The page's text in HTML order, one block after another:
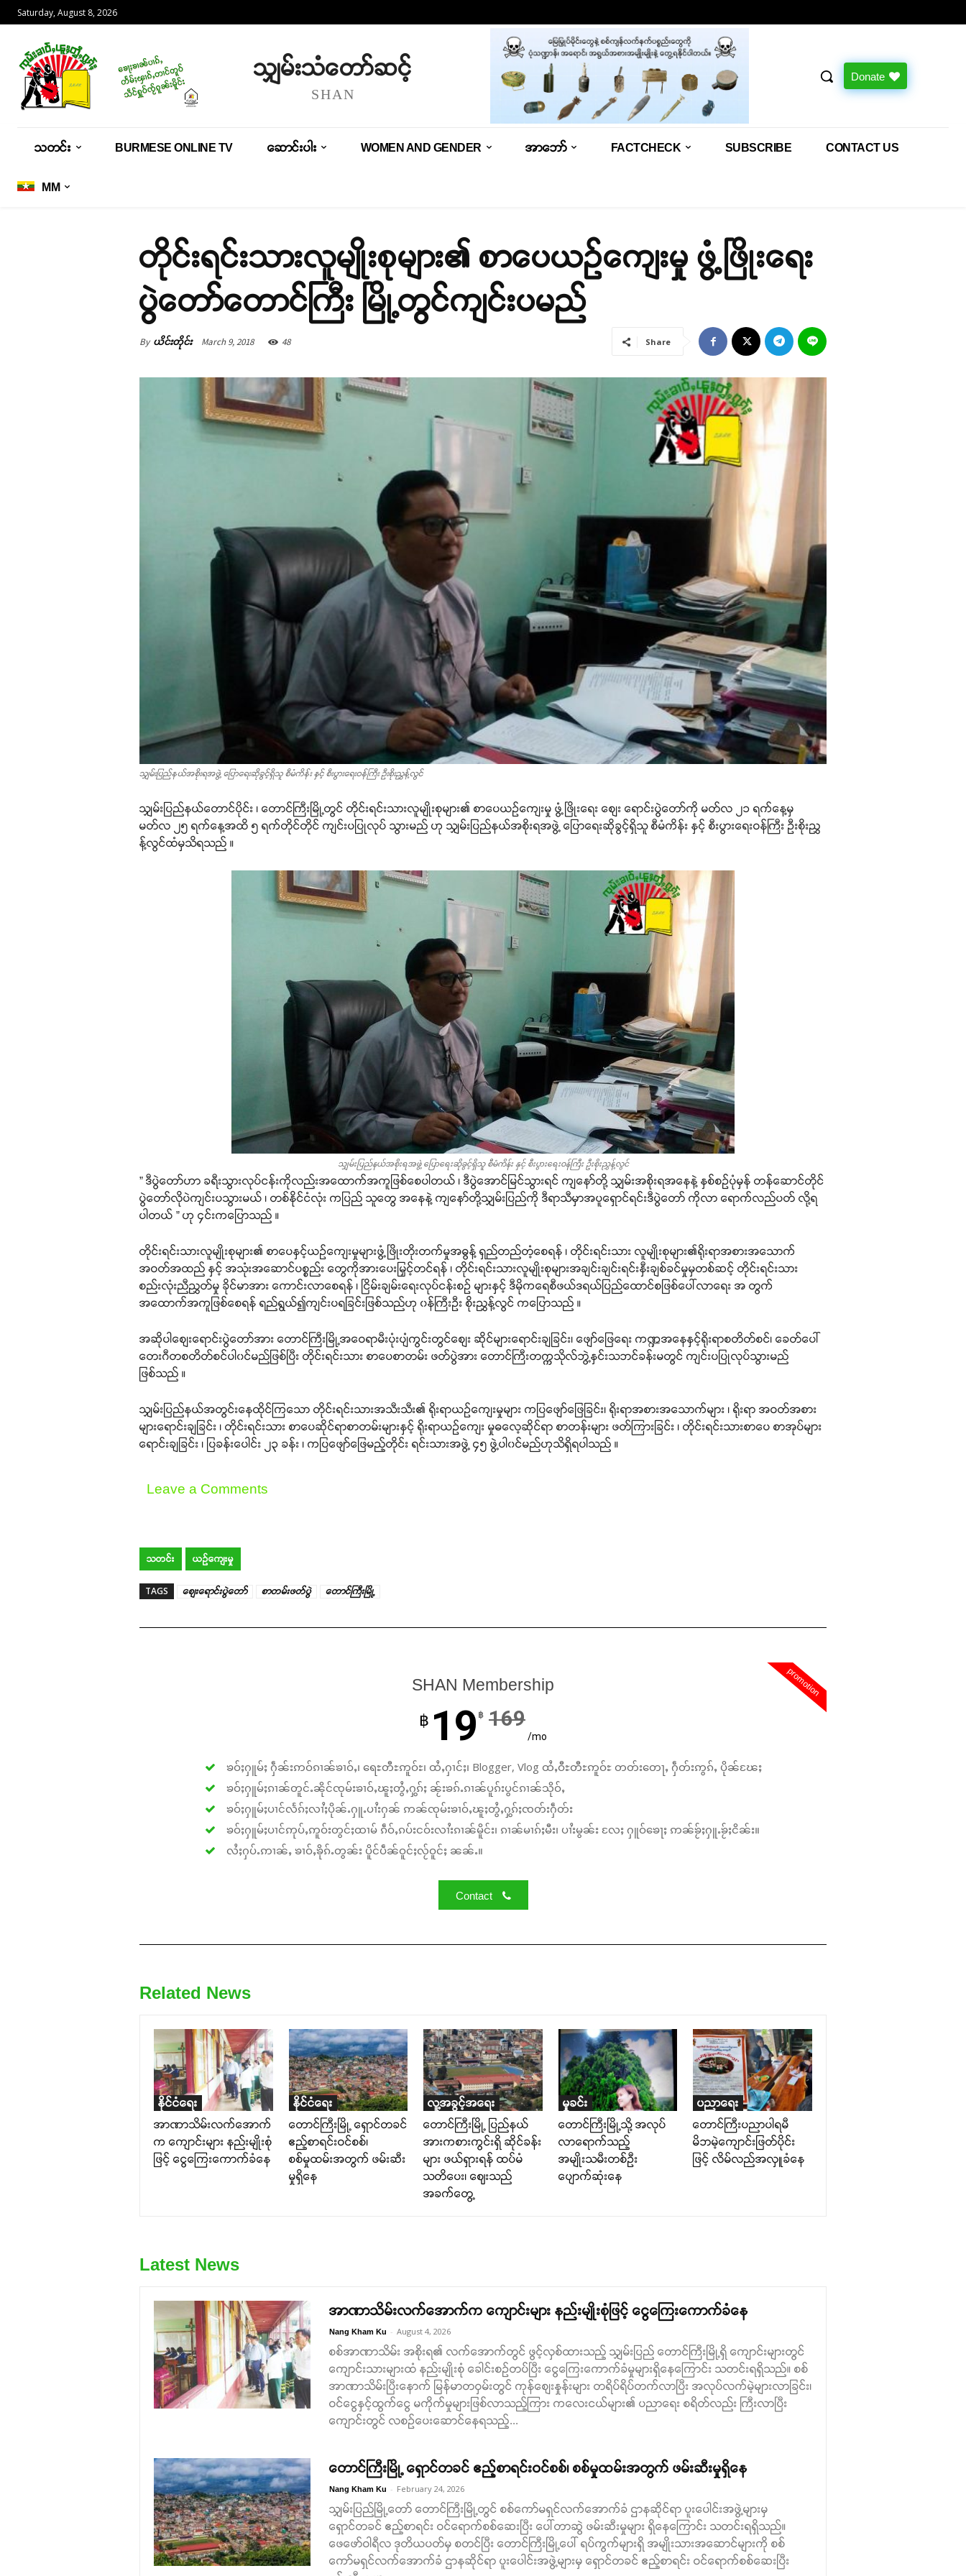
Saturday, August 8, 2026
သျှမ်းသံတော်ဆင့်
SHAN
Donate
သတင်း BURMESE ONLINE TV ဆောင်းပါး WOMEN AND GENDER အာဘော် FACTCHECK SUBSCRIBE CONTACT US
MM
တိုင်းရင်းသားလူမျိုးစုများ၏ စာပေယဉ်ကျေးမှု ဖွံ့ဖြိုးရေး
ပွဲတော်တောင်ကြီး မြို့တွင်ကျင်းပမည်
By ယိင်းတိုင်း March 9, 2018 48 Share
သျှမ်းပြည်နယ်အစိုးရအဖွဲ့ ပြောရေးဆိုခွင့်ရှိသူ စီမံကိန်း နှင့် စီးပွားရေးဝန်ကြီး ဦးစိုးညွှန့်လွင်
သျှမ်းပြည်နယ်တောင်ပိုင်း ၊ တောင်ကြီးမြို့တွင် တိုင်းရင်းသားလူမျိုးစုများ၏ စာပေယဉ်ကျေးမှု ဖွံ့ဖြိုးရေး စျေး ရောင်းပွဲတော်ကို မတ်လ ၂၁ ရက်နေ့မှ
မတ်လ ၂၅ ရက်နေ့အထိ ၅ ရက်တိုင်တိုင် ကျင်းပပြုလုပ် သွားမည် ဟု သျှမ်းပြည်နယ်အစိုးရအဖွဲ့ ပြောရေးဆိုခွင့်ရှိသူ စီမံကိန်း နှင့် စီးပွားရေးဝန်ကြီး ဦးစိုးညွှ
န့်လွင်ထံမှသိရသည် ။
သျှမ်းပြည်နယ်အစိုးရအဖွဲ့ ပြောရေးဆိုခွင့်ရှိသူ စီမံကိန်း နှင့် စီးပွားရေးဝန်ကြီး ဦးစိုးညွှန့်လွင်
” ဒီပွဲတော်ဟာ ခရီးသွားလုပ်ငန်းကိုလည်းအထောက်အကူဖြစ်စေပါတယ် ၊ ဒီပွဲအောင်မြင်သွားရင် ကျနော်တို့ သျှမ်းအစိုးရအနေနဲ့ နှစ်စဉ်ပုံမှန် တန်ဆောင်တိုင်
ပွဲတော်လိုပဲကျင်းပသွားမယ် ၊ တစ်နိုင်ငံလုံး ကပြည် သူတွေ အနေနဲ့ ကျနော်တို့သျှမ်းပြည်ကို ဒီရာသီမှာအပူရှောင်ရင်းဒီပွဲတော် ကိုလာ ရောက်လည်ပတ် လို့ရ
ပါတယ် ” ဟု ၄င်းကပြောသည် ။
တိုင်းရင်းသားလူမျိုးစုများ၏ စာပေနှင့်ယဉ်ကျေးမှုများဖွံ့ဖြိုးတိုးတက်မှုအဓွန့် ရှည်တည်တံ့စေရန် ၊ တိုင်းရင်းသား လူမျိုးစုများ၏ရိုးရာအစားအသောက်
အဝတ်အထည် နှင့် အသုံးအဆောင်ပစ္စည်း တွေကိုအားပေးမြှင့်တင်ရန် ၊ တိုင်းရင်းသားလူမျိုးစုများအချင်းချင်းရင်းနှီးချစ်ခင်မှုမှတစ်ဆင့် တိုင်းရင်းသား
စည်းလုံးညီညွှတ်မှု ခိုင်မာအား ကောင်းလာစေရန် ၊ ငြိမ်းချမ်းရေးလုပ်ငန်းစဉ် များနှင့် ဒီမိုကရေစီဖယ်ဒရယ်ပြည်ထောင်စဖြစ်ပေါ်လာရေး အ တွက်
အထောက်အကူဖြစ်စေရန် ရည်ရွယ်၍ကျင်းပရခြင်းဖြစ်သည်ဟု ၀န်ကြီးဦး စိုးညွှန့်လွင် ကပြောသည် ။
အဆိုပါစျေးရောင်းပွဲတော်အား တောင်ကြီးမြို့အဝေရာမီးပုံးပျံကွင်းတွင်စျေး ဆိုင်များရောင်းချခြင်း၊ ဖျော်ဖြေရေး ကဏ္ဍအနေနှင့်ရိုးရာစတိတ်စင်၊ ခေတ်ပေါ်
တေးဂီတစတိတ်စင်ပါ၀င်မည်ဖြစ်ပြီး တိုင်းရင်းသား စာပေစာတမ်း ဖတ်ပွဲအား တောင်ကြီးတက္ကသိုလ်ဘွဲ့နှင်းသဘင်ခန်းမတွင် ကျင်းပပြုလုပ်သွားမည်
ဖြစ်သည် ။
သျှမ်းပြည်နယ်အတွင်းနေထိုင်ကြသော တိုင်းရင်းသားအသီးသီး၏ ရိုးရာယဉ်ကျေးမှုများ ကပြဖျော်ဖြေခြင်း၊ ရိုးရာအစားအသောက်များ ၊ ရိုးရာ အဝတ်အစား
များရောင်းချခြင်း ၊ တိုင်းရင်းသား စာပေဆိုင်ရာစာတမ်းများနှင့် ရိုးရာယဉ်ကျေး မှုဓလေ့ဆိုင်ရာ စာတန်းများ ဖတ်ကြားခြင်း ၊ တိုင်းရင်းသားစာပေ စာအုပ်များ
ရောင်းချခြင်း ၊ ပြခန်းပေါင်း ၂၃ ခန်း ၊ ကပြဖျော်ဖြေမည့်တိုင်း ရင်းသားအဖွဲ့ ၄၅ ဖွဲ့ပါ၀င်မည်ဟုသိရှိရပါသည် ။
Leave a Comments
သတင်း ယဉ်ကျေးမှု
TAGS စျေးရောင်းပွဲတော် စာတမ်းဖတ်ပွဲ တောင်ကြီးမြို့
promotion
SHAN Membership
฿ 19 ฿ 169
/mo
ၶဝ်ႈႁူမ်ႈ ႁဵၼ်းဢဝ်ၵၢၼ်ၶၢဝ်ႇ၊ ရေႊတီႊဢူဝ်ႊ၊ ထႆႇႁၢင်ႈ၊ Blogger, Vlog ထႆႇဝီႊတီႊဢူဝ်ႊ တတ်းတေႃႇ ႁဵတ်းဢွၵ်ႇ ပိုၼ်ၽႄႈ
ၶဝ်ႈႁူမ်ႈၵၢၼ်တူင်ႉၼိုင်ၸုမ်းၶၢဝ်ႇၽူႈတွႆႇႁွၵ်ႈ ၼႂ်းၶၵ်ႉၵၢၼ်ပူၵ်းပွင်ၵၢၼ်သိုဝ်ႇ
ၶဝ်ႈႁူမ်ႈပၢင်လႅၵ်ႈလၢႆႈပိုၼ်ႉႁူႉပၢႆးႁၼ် ဢၼ်ၸုမ်းၶၢဝ်ႇၽူႈတွႆႇႁွၵ်ႈၸတ်းႁဵတ်း
ၶဝ်ႈႁူမ်ႈပၢင်ဢုပ်ႇဢူဝ်းတွင်ႈထၢမ် ၵဵဝ်ႇၵပ်းငဝ်းလၢႆးၵၢၼ်မိူင်း၊ ၵၢၼ်မၢၵ်ႈမီး၊ ပၢႆးမွၼ်း လႄႈ ႁူဝ်ၶေႃႈ ဢၼ်ၶႂ်ႈႁူႉၶႂ်ႈငိၼ်း။
လႆႈႁပ်ႉဢၢၼ်ႇ ၶၢဝ်ႇၶိုၵ်ႉတွၼ်း ပိူင်ပဵၼ်ဝူင်ႈလႂ်ဝူင်ႈ ၼၼ်ႉ။
Contact
Related News
နိုင်ငံရေး
အာဏာသိမ်းလက်အောက်
က ကျောင်းများ နည်းမျိုးစုံ
ဖြင့် ငွေကြေးကောက်ခံနေ
နိုင်ငံရေး
တောင်ကြီးမြို့ ရှောင်တခင်
ဧည့်စာရင်းဝင်စစ်၊
စစ်မှုထမ်းအတွက် ဖမ်းဆီး
မှုရှိနေ
လူ့အခွင့်အရေး
တောင်ကြီးမြို့ ပြည်နယ်
အားကစားကွင်းရှိ ဆိုင်ခန်း
များ ဖယ်ရှားရန် ထပ်မံ
သတိပေး၊ ဈေးသည်
အခက်တွေ့
မှုခင်း
တောင်ကြီးမြို့သို့ အလုပ်
လာရောက်သည့်
အမျိုးသမီးတစ်ဉီး
ပျောက်ဆုံးနေ
ပညာရေး
တောင်ကြီးပညာပါရမီ
မိဘမဲ့ကျောင်းဖြတ်ပိုင်း
ဖြင့် လိမ်လည်အလှူခံနေ
Latest News
အာဏာသိမ်းလက်အောက်က ကျောင်းများ နည်းမျိုးစုံဖြင့် ငွေကြေးကောက်ခံနေ
Nang Kham Ku - August 4, 2026
စစ်အာဏာသိမ်း အစိုးရ၏ လက်အောက်တွင် ဖွင့်လှစ်ထားသည့် သျှမ်းပြည် တောင်ကြီးမြို့ရှိ ကျောင်းများတွင်
ကျောင်းသားများထံ နည်းမျိုးစုံ ခေါင်းစဉ်တပ်ပြီး ငွေကြေးကောက်ခံမှုများရှိနေကြောင်း သတင်းရရှိသည်။ စစ်
အာဏာသိမ်းပြီးနောက် မြန်မာတဝှမ်းတွင် ကုန်စျေးနှုန်းများ တရိပ်ရိပ်တက်လာပြီး အလုပ်လက်မဲ့များလာခြင်း၊
ဝင်ငွေနှင့်ထွက်ငွေ မကိုက်မှုများဖြစ်လာသည့်ကြား ကလေးငယ်များ၏ ပညာရေး စရိတ်လည်း ကြီးလာပြီး
ကျောင်းတွင် လစဉ်ပေးဆောင်နေရသည့်...
တောင်ကြီးမြို့ ရှောင်တခင် ဧည့်စာရင်းဝင်စစ်၊ စစ်မှုထမ်းအတွက် ဖမ်းဆီးမှုရှိနေ
Nang Kham Ku - February 24, 2026
သျှမ်းပြည်မြို့တော် တောင်ကြီးမြို့တွင် စစ်ကော်မရှင်လက်အောက်ခံ ဌာနဆိုင်ရာ ပူးပေါင်းအဖွဲ့များမှ
ရှောင်တခင် ဧည့်စာရင်း ဝင်ရောက်စစ်ဆေးပြီး ပေါ်တာဆွဲ ဖမ်းဆီးမှုများ ရှိနေကြောင်း သတင်းရရှိသည်။
ဖေဖော်ဝါရီလ ဒုတိယပတ်မှ စတင်ပြီး တောင်ကြီးမြို့ပေါ် ရပ်ကွက်များရှိ အမျိုးသားအဆောင်များကို စစ်
ကော်မရှင်လက်အောက်ခံ ဌာနဆိုင်ရာ ပူးပေါင်းအဖွဲ့များမှ ရှောင်တခင် ဧည့်စာရင်း ဝင်ရောက်စစ်ဆေးပြီး